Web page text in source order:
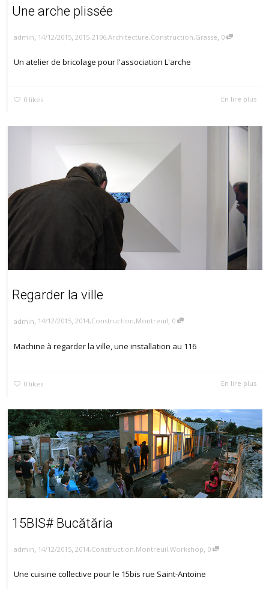
Une arche plissée
admin, 14/12/2015, 2015-2106,Architecture,Construction,Grasse, 0
Un atelier de bricolage pour l'association L'arche
0 likes En lire plus
Regarder la ville
admin, 14/12/2015, 2014,Construction,Montreuil, 0
Machine à regarder la ville, une installation au 116
0 likes En lire plus
15BIS# Bucătăria
admin, 14/12/2015, 2014,Construction,Montreuil,Workshop, 0
Une cuisine collective pour le 15bis rue Saint-Antoine